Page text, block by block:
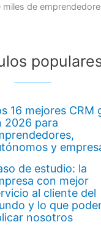
de
16 mejores CRM
2026 para
y
de estudio: la
con mejor
al cliente del
y lo que
nosotros